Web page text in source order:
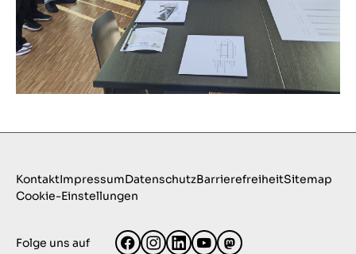
KontaktImpressumDatenschutzBarrierefreiheitSitemap
Cookie-Einstellungen
Folge uns auf